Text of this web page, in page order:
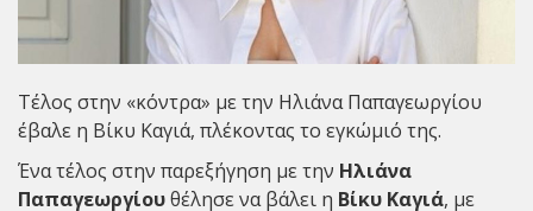
Τέλος στην «κόντρα» με την Ηλιάνα Παπαγεωργίου
έβαλε η Βίκυ Καγιά, πλέκοντας το εγκώμιό της.
Ένα τέλος στην παρεξήγηση με την Ηλιάνα
Παπαγεωργίουθέλησε να βάλει η Βίκυ Καγιά, με